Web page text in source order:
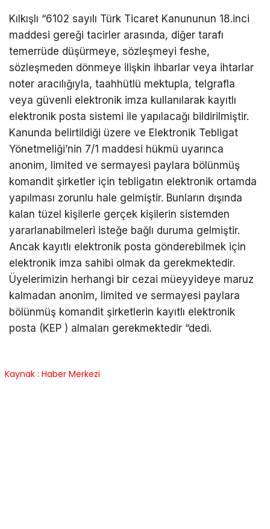
Kılkışlı “6102 sayılı Türk Ticaret Kanununun 18.inci
maddesi gereği tacirler arasında, diğer tarafı
temerrüde düşürmeye, sözleşmeyi feshe,
sözleşmeden dönmeye ilişkin ihbarlar veya ihtarlar
noter aracılığıyla, taahhütlü mektupla, telgrafla
veya güvenli elektronik imza kullanılarak kayıtlı
elektronik posta sistemi ile yapılacağı bildirilmiştir.
Kanunda belirtildiği üzere ve Elektronik Tebligat
Yönetmeliği’nin 7/1 maddesi hükmü uyarınca
anonim, limited ve sermayesi paylara bölünmüş
komandit şirketler için tebligatın elektronik ortamda
yapılması zorunlu hale gelmiştir. Bunların dışında
kalan tüzel kişilerle gerçek kişilerin sistemden
yararlanabilmeleri isteğe bağlı duruma gelmiştir.
Ancak kayıtlı elektronik posta gönderebilmek için
elektronik imza sahibi olmak da gerekmektedir.
Üyelerimizin herhangi bir cezai müeyyideye maruz
kalmadan anonim, limited ve sermayesi paylara
bölünmüş komandit şirketlerin kayıtlı elektronik
posta (KEP ) almaları gerekmektedir “dedi.
Kaynak : Haber Merkezi